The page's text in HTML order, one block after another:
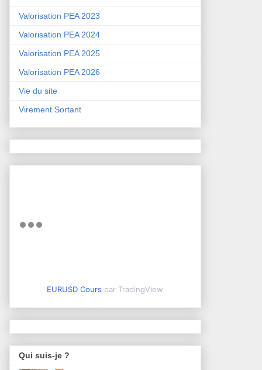
Valorisation PEA 2023
Valorisation PEA 2024
Valorisation PEA 2025
Valorisation PEA 2026
Vie du site
Virement Sortant
EURUSD Cours par TradingView
Qui suis-je ?